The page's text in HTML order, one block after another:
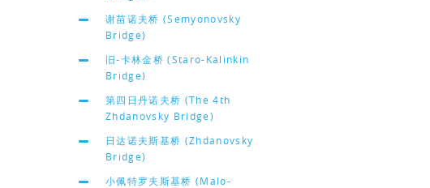
谢苗诺夫桥 (Semyonovsky
Bridge)
旧-卡林金桥 (Staro-Kalinkin
Bridge)
第四日丹诺夫桥 (The 4th
Zhdanovsky Bridge)
日达诺夫斯基桥 (Zhdanovsky
Bridge)
小佩特罗夫斯基桥 (Malo-